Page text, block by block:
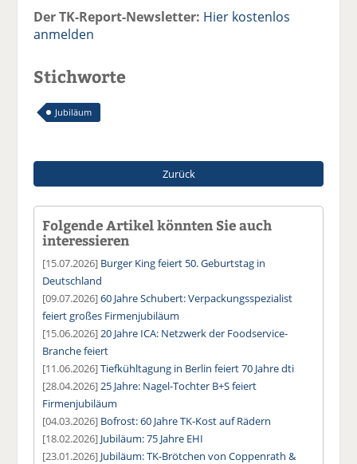
Der TK-Report-Newsletter: Hier kostenlos
anmelden
Stichworte
Jubiläum
Zurück
Folgende Artikel könnten Sie auch
interessieren
[15.07.2026] Burger King feiert 50. Geburtstag in
Deutschland
[09.07.2026]60 Jahre Schubert: Verpackungsspezialist
feiert großes Firmenjubiläum
[15.06.2026]20 Jahre ICA: Netzwerk der Foodservice-
Branche feiert
[11.06.2026]Tiefkühltagung in Berlin feiert 70 Jahre dti
[28.04.2026]25 Jahre: Nagel-Tochter B+S feiert
Firmenjubiläum
[04.03.2026] Bofrost: 60 Jahre TK-Kost auf Rädern
[18.02.2026] Jubiläum: 75 Jahre EHI
[23.01.2026] Jubiläum: TK-Brötchen von Coppenrath &